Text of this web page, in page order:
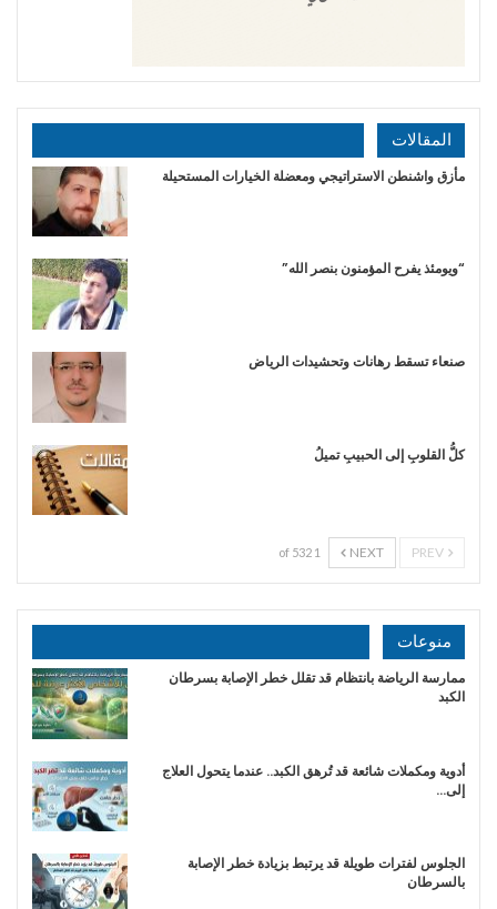
المقالات
مأزق واشنطن الاستراتيجي ومعضلة الخيارات المستحيلة
“ويومئذ يفرح المؤمنون بنصر الله”
صنعاء تسقط رهانات وتحشيدات الرياض
​كلُّ القلوبِ إلى الحبيبِ تميلُ
NEXT
1 of 532
منوعات
ممارسة الرياضة بانتظام قد تقلل خطر الإصابة بسرطان
الكبد
أدوية ومكملات شائعة قد تُرهق الكبد.. عندما يتحول العلاج
إلى…
الجلوس لفترات طويلة قد يرتبط بزيادة خطر الإصابة
بالسرطان